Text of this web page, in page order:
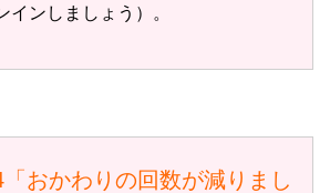
インしましょう）。
おかわりの回数が減りまし